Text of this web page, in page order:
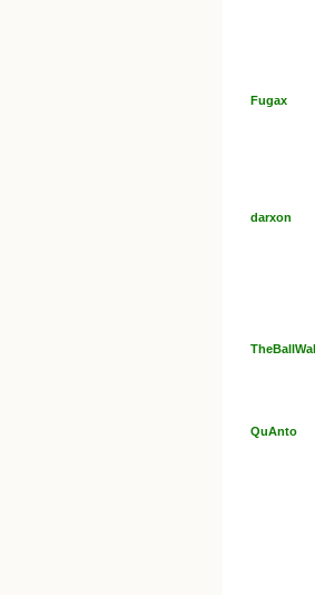
Fugax
darxon
QuAnto